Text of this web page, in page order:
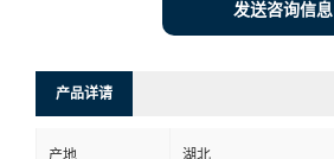
发送咨询信息
产品详请